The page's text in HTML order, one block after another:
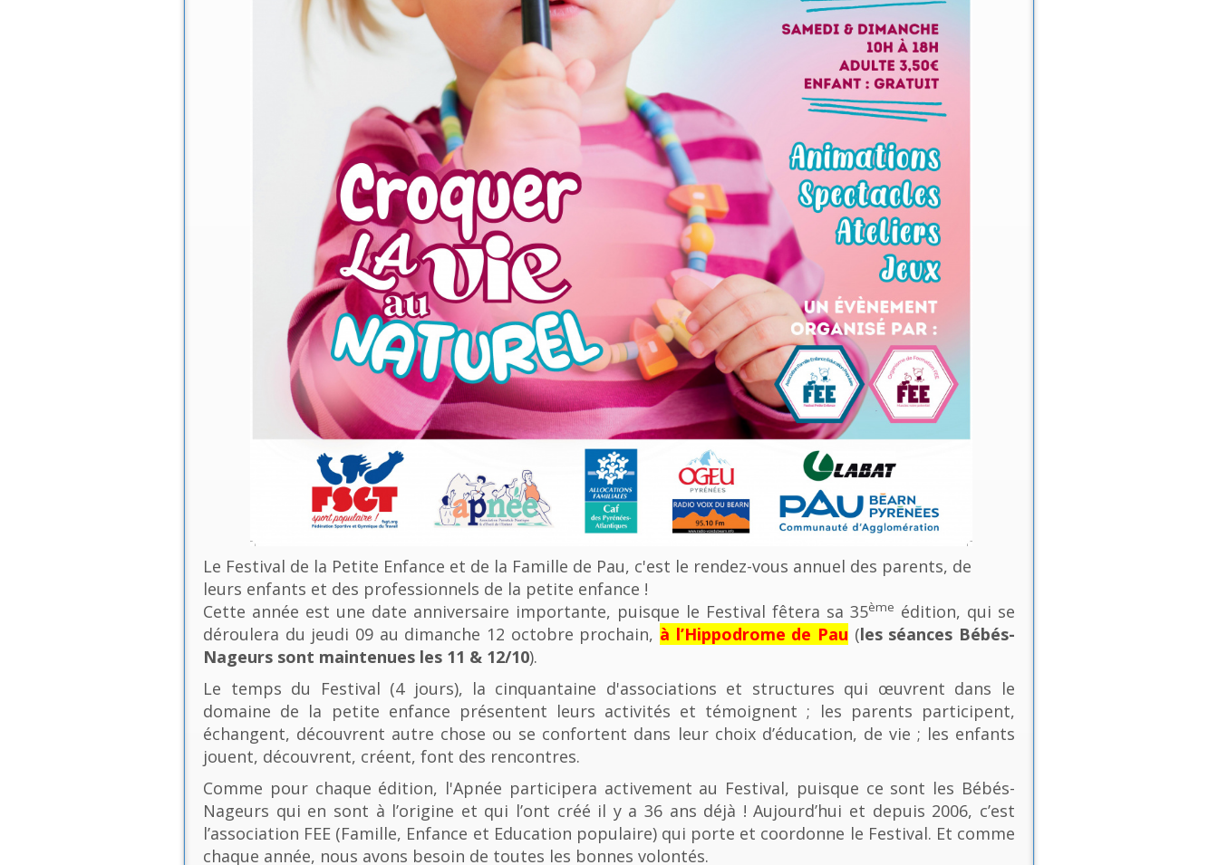
Le Festival de la Petite Enfance et de la Famille de Pau, c'est le rendez-vous annuel des parents, de
leurs enfants et des professionnels de la petite enfance !
Cette année est une date anniversaire importante, puisque le Festival fêtera sa 35ème édition, qui se
déroulera du jeudi 09 au dimanche 12 octobre prochain, à l’Hippodrome de Pau (les séances Bébés-
Nageurs sont maintenues les 11 & 12/10).
Le temps du Festival (4 jours), la cinquantaine d'associations et structures qui œuvrent dans le
domaine de la petite enfance présentent leurs activités et témoignent ; les parents participent,
échangent, découvrent autre chose ou se confortent dans leur choix d’éducation, de vie ; les enfants
jouent, découvrent, créent, font des rencontres.
Comme pour chaque édition, l'Apnée participera activement au Festival, puisque ce sont les Bébés-
Nageurs qui en sont à l’origine et qui l’ont créé il y a 36 ans déjà ! Aujourd’hui et depuis 2006, c’est
l’association FEE (Famille, Enfance et Education populaire) qui porte et coordonne le Festival. Et comme
chaque année, nous avons besoin de toutes les bonnes volontés.